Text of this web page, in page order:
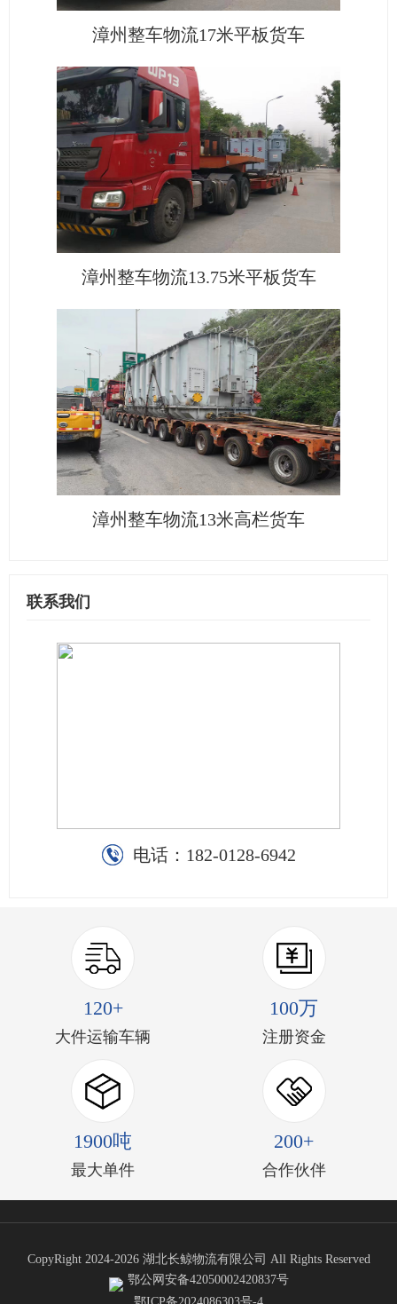
漳州整车物流17米平板货车
漳州整车物流13.75米平板货车
漳州整车物流13米高栏货车
联系我们
电话： 182-0128-6942
120+
大件运输车辆
100万
注册资金
1900吨
最大单件
200+
合作伙伴
CopyRight 2024-2026 湖北长鲸物流有限公司 All Rights Reserved
鄂公网安备42050002420837号